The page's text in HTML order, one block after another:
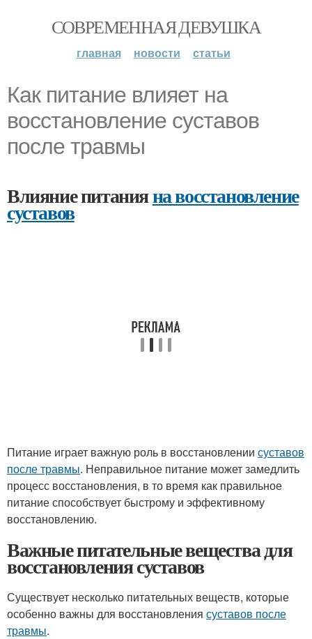
СОВРЕМЕННАЯ ДЕВУШКА
главная новости статьи
Как питание влияет на
восстановление суставов
после травмы
Влияние питанияна восстановление
суставов
Питание играет важную роль в восстановлении суставов
после травмы. Неправильное питание может замедлить
процесс восстановления, в то время как правильное
питание способствует быстрому и эффективному
восстановлению.
Важные питательные вещества для
восстановления суставов
Существует несколько питательных веществ, которые
особенно важны для восстановления суставов после
травмы.